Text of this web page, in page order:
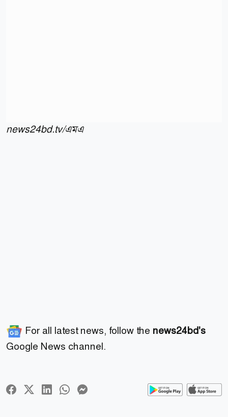
news24bd.tv/এমএ
For all latest news, follow the news24bd's
Google News channel.